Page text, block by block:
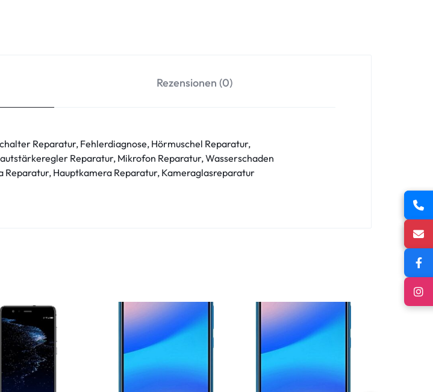
Rezensionen (0)
Reparatur, Fehlerdiagnose, Hörmuschel Reparatur,
Reparatur, Mikrofon Reparatur, Wasserschaden
Reparatur, Hauptkamera Reparatur, Kameraglasreparatur